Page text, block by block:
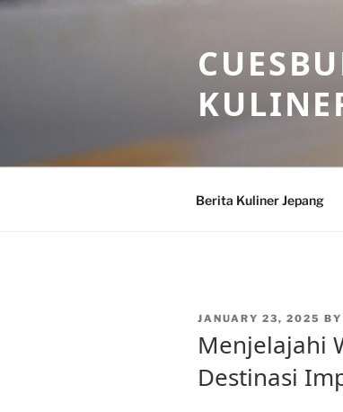
Skip
Berita Kuliner Jepang
POSTED
JANUARY 23, 2025 BY
Menjelajahi
Destinasi